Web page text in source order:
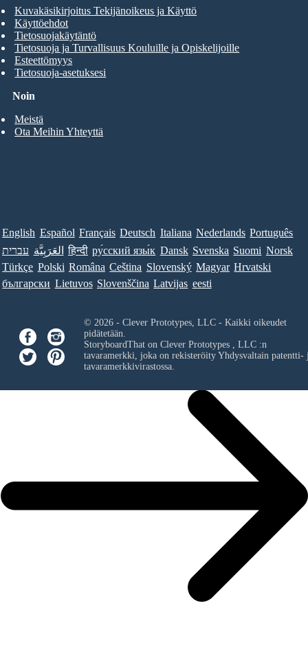
Noin
Meistä
Ota Meihin Yhteyttä
Kuvakäsikirjoitus Tekijänoikeus ja Käyttö
Käyttöehdot
Tietosuojakäytäntö
Tietosuoja ja Turvallisuus Kouluille ja Opiskelijoille
Esteettömyys
Tietosuoja-asetuksesi
English Español Français Deutsch Italiana Nederlands Português
עברית العَرَبِيَّة हिन्दी ру́сский язы́к Dansk Svenska Suomi Norsk
Türkçe Polski Româna Ceština Slovenský Magyar Hrvatski
български Lietuvos Slovenščina Latvijas eesti
© 2026 - Clever Prototypes, LLC - Kaikki oikeudet
pidätetään.
StoryboardThat on Clever Prototypes , LLC:n
tavaramerkki, joka on rekisteröity Yhdysvaltain patentti-
tavaramerkkivirastossa.